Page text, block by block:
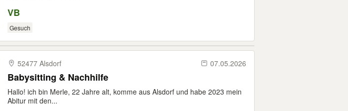
VB
Gesuch
52477 Alsdorf 07.05.2026
Babysitting & Nachhilfe
Hallo! ich bin Merle, 22 Jahre alt, komme aus Alsdorf und habe 2023 mein
Abitur mit den...